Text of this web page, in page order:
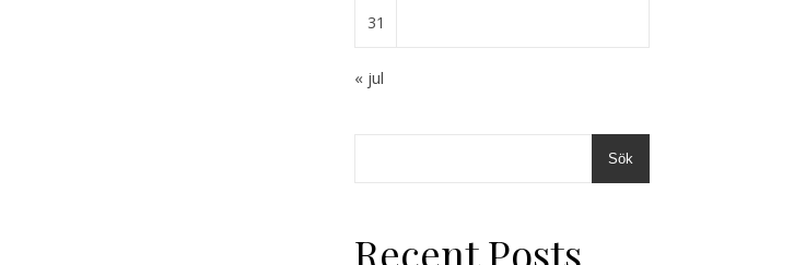
31
« jul
Sök
Recent Posts